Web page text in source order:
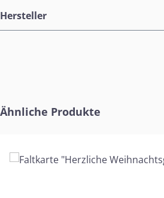
Hersteller
Produktgalerie überspringen
Ähnliche Produkte